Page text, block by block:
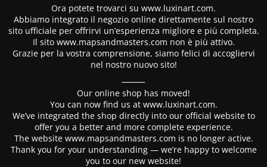
Ora potete trovarci su www.luxinart.com.
Abbiamo integrato il negozio online direttamente sul nostro
sito ufficiale per offrirvi un’esperienza migliore e più completa.
Il sito www.mapsandmasters.com non è più attivo.
Grazie per la vostra comprensione, siamo felici di accogliervi
nel nostro nuovo sito!
⸻
Our online shop has moved!
You can now find us at www.luxinart.com.
We’ve integrated the shop directly into our official website to
offer you a better and more complete experience.
The website www.mapsandmasters.com is no longer active.
Thank you for your understanding — we’re happy to welcome
you to our new website!